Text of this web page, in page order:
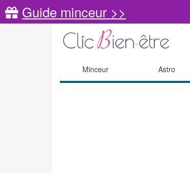
Guide minceur >>
Minceur Astro